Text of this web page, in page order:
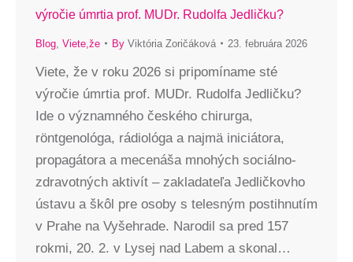
výročie úmrtia prof. MUDr. Rudolfa Jedličku?
Blog Viete,že By Viktória Zoričáková 23. februára 2026
Viete, že v roku 2026 si pripomíname sté
výročie úmrtia prof. MUDr. Rudolfa Jedličku?
Ide o významného českého chirurga,
röntgenológa, rádiológa a najmä iniciátora,
propagátora a mecenáša mnohých sociálno-
zdravotných aktivít – zakladateľa Jedličkovho
ústavu a škôl pre osoby s telesným postihnutím
v Prahe na Vyšehrade. Narodil sa pred 157
rokmi, 20. 2. v Lysej nad Labem a skonal…